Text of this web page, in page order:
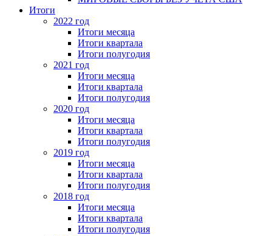
Итоги
2022 год
Итоги месяца
Итоги квартала
Итоги полугодия
2021 год
Итоги месяца
Итоги квартала
Итоги полугодия
2020 год
Итоги месяца
Итоги квартала
Итоги полугодия
2019 год
Итоги месяца
Итоги квартала
Итоги полугодия
2018 год
Итоги месяца
Итоги квартала
Итоги полугодия